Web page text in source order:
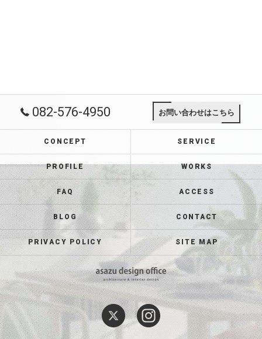
082-576-4950 お問い合わせはこちら
CONCEPT SERVICE
PROFILE WORKS
FAQ ACCESS
BLOG CONTACT
PRIVACY POLICY SITE MAP